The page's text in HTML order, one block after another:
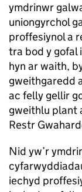
ymdrinwr
uniongyrchol
proffesiynol a
tra bod y gofal
hyn ar waith,
gweithgaredd
ac felly gellir
gweithlu plant
Restr
Nid yw’r
iechyd